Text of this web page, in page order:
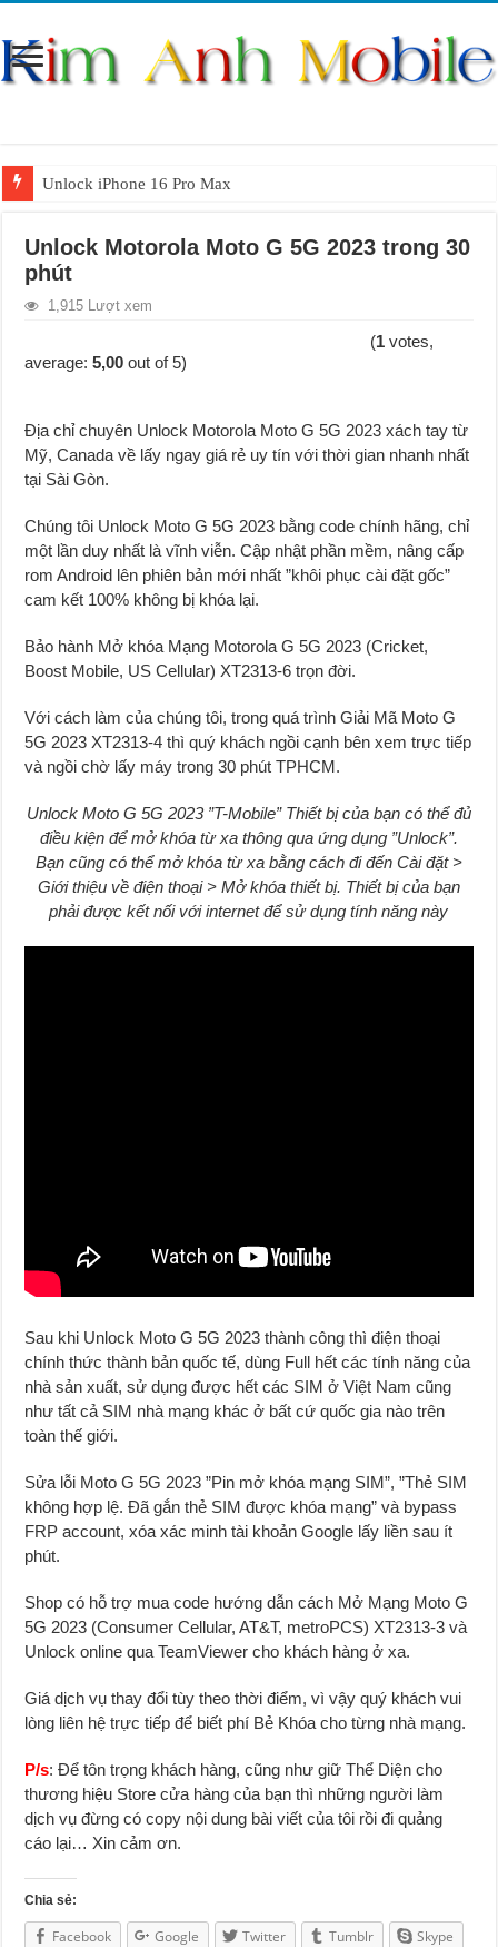
Unlock iPhone 16 Pro Max
Unlock Samsung Galaxy S26 Ultra
Unlock iPhone 17 Pro Max
Unlock Motorola Moto G 5G 2023 trong 30
phút
1,915 Lượt xem
(1 votes,
average:5,00 out of 5)
Địa chỉ chuyên Unlock Motorola Moto G 5G 2023 xách tay từ
Mỹ, Canada về lấy ngay giá rẻ uy tín với thời gian nhanh nhất
tại Sài Gòn.
Chúng tôi Unlock Moto G 5G 2023 bằng code chính hãng, chỉ
một lần duy nhất là vĩnh viễn. Cập nhật phần mềm, nâng cấp
rom Android lên phiên bản mới nhất ”khôi phục cài đặt gốc”
cam kết 100% không bị khóa lại.
Bảo hành Mở khóa Mạng Motorola G 5G 2023 (Cricket,
Boost Mobile, US Cellular) XT2313-6 trọn đời.
Với cách làm của chúng tôi, trong quá trình Giải Mã Moto G
5G 2023 XT2313-4 thì quý khách ngồi cạnh bên xem trực tiếp
và ngồi chờ lấy máy trong 30 phút TPHCM.
Unlock Moto G 5G 2023 ”T-Mobile” Thiết bị của bạn có thể đủ
điều kiện để mở khóa từ xa thông qua ứng dụng ”Unlock”.
Bạn cũng có thể mở khóa từ xa bằng cách đi đến Cài đặt >
Giới thiệu về điện thoại > Mở khóa thiết bị. Thiết bị của bạn
phải được kết nối với internet để sử dụng tính năng này
Sau khi Unlock Moto G 5G 2023 thành công thì điện thoại
chính thức thành bản quốc tế, dùng Full hết các tính năng của
nhà sản xuất, sử dụng được hết các SIM ở Việt Nam cũng
như tất cả SIM nhà mạng khác ở bất cứ quốc gia nào trên
toàn thế giới.
Sửa lỗi Moto G 5G 2023 ”Pin mở khóa mạng SIM”, ”Thẻ SIM
không hợp lệ. Đã gắn thẻ SIM được khóa mạng” và bypass
FRP account, xóa xác minh tài khoản Google lấy liền sau ít
phút.
Shop có hỗ trợ mua code hướng dẫn cách Mở Mạng Moto G
5G 2023 (Consumer Cellular, AT&T, metroPCS) XT2313-3 và
Unlock online qua TeamViewer cho khách hàng ở xa.
Giá dịch vụ thay đổi tùy theo thời điểm, vì vậy quý khách vui
lòng liên hệ trực tiếp để biết phí Bẻ Khóa cho từng nhà mạng.
P/s: Để tôn trọng khách hàng, cũng như giữ Thể Diện cho
thương hiệu Store cửa hàng của bạn thì những người làm
dịch vụ đừng có copy nội dung bài viết của tôi rồi đi quảng
cáo lại… Xin cảm ơn.
Chia sẻ:
Facebook Google Twitter Tumblr
Skype